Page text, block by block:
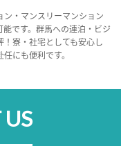
・マンスリーマンション
です。群馬への連泊・ビジ
寮・社宅としても安心し
にも便利です。